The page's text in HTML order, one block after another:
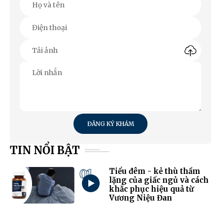
ĐĂNG KÝ KHÁM
TIN NỔI BẬT
01
Tiểu đêm - kẻ thù thầm
lặng của giấc ngủ và cách
khắc phục hiệu quả từ
Vương Niệu Đan